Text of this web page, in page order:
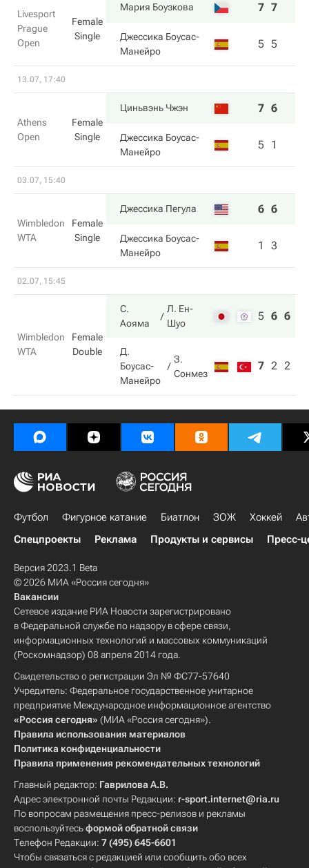
Livesport
Prague
Open
Female
Single
Мария Боузкова 7 7
Джессика Боусас-
Манейро
5 5
13.07, 17:40
Athens
Open
Female
Single
Циньвэнь Чжэн 7 6
Джессика Боусас-
Манейро
5 1
03.07, 15:40
Wimbledon
WTA
Female
Single
Джессика Пегула 6 6
Джессика Боусас-
Манейро
1 3
02.07, 15:45
Wimbledon
WTA
Female
Double
С.
Аояма
Л. Ен-
Шуо
5 6 6
Д.
Боусас-
Манейро
З.
Сонмез
7 2 2
Футбол Фигурное катание Биатлон ЗОЖ Хоккей
Спецпроекты
Реклама Продукты и сервисы Пресс-
Версия 2023.1 Beta
© 2026 МИА «Россия сегодня»
Вакансии
Сетевое издание РИА Новости зарегистрировано
в Федеральной службе по надзору в сфере связи,
информационных технологий и массовых коммуникаций
(Роскомнадзор) 08 апреля 2014 года.
Свидетельство о регистрации Эл № ФС77-57640
Учредитель: Федеральное государственное унитарное
предприятие Международное информационное агентство
«Россия сегодня» (МИА «Россия сегодня»).
Правила использования материалов
Политика конфиденциальности
Правила применения рекомендательных технологий
Главный редактор: Гаврилова А.В.
Адрес электронной почты Редакции: r-sport.internet@ria.ru
По вопросам размещения пресс-релизов и рекламы
воспользуйтесьформой обратной связи
Телефон Редакции: 7 (495) 645-6601
Чтобы связаться с редакцией или сообщить обо всех